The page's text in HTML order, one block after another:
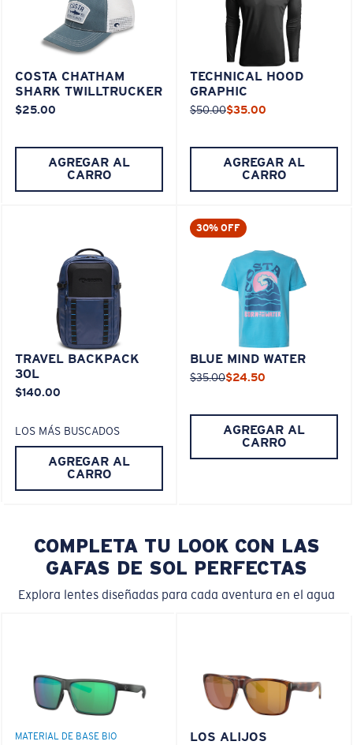
COSTA CHATHAM
SHARK TWILLTRUCKER
$25.00
AGREGAR AL
CARRO
TECHNICAL HOOD
GRAPHIC
$50.00$35.00
AGREGAR AL
CARRO
TRAVEL BACKPACK
30L
$140.00
LOS MÁS BUSCADOS
AGREGAR AL
CARRO
30% OFF
BLUE MIND WATER
$35.00$24.50
AGREGAR AL
CARRO
COMPLETA TU LOOK CON LAS
GAFAS DE SOL PERFECTAS
Explora lentes diseñadas para cada aventura en el agua
MATERIAL DE BASE BIO LOS ALIJOS